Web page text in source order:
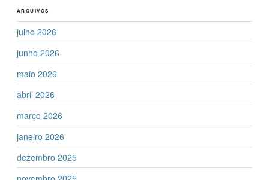
ARQUIVOS
julho 2026
junho 2026
maio 2026
abril 2026
março 2026
janeiro 2026
dezembro 2025